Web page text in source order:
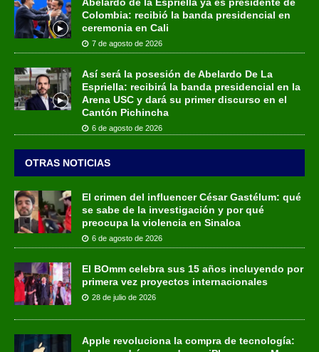
Colombia: recibió la banda presidencial en
ceremonia en Cali
7 de agosto de 2026
Así será la posesión de Abelardo De La
Espriella: recibirá la banda presidencial en la
Arena USC y dará su primer discurso en el
Cantón Pichincha
6 de agosto de 2026
OTRAS NOTICIAS
El crimen del influencer César Gastélum: qué
se sabe de la investigación y por qué
preocupa la violencia en Sinaloa
6 de agosto de 2026
El BOmm celebra sus 15 años incluyendo por
primera vez proyectos internacionales
28 de julio de 2026
Apple revoluciona la compra de tecnología: